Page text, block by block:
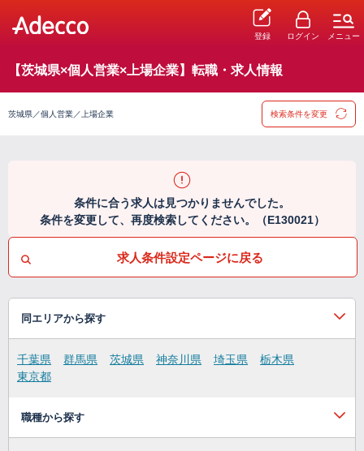
登録 ログイン メニュー
【茨城県×個人営業×上場企業】転職・求人情報
茨城県／個人営業／上場企業 検索条件を変更
条件に合う求人は見つかりませんでした。
条件を変更して、再度検索してください。（E130021）
求人条件設定ページに戻る
同エリアから探す
千葉県 群馬県 茨城県 神奈川県 埼玉県
栃木県
東京都
職種から探す